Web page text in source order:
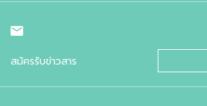
สมัครรับข่าวสาร